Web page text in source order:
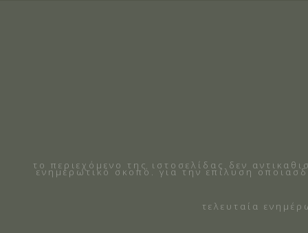
το περιεχόμενο της ιστοσελίδας δεν
ενημερωτικό σκοπό. για την επίλυση
τελευταία